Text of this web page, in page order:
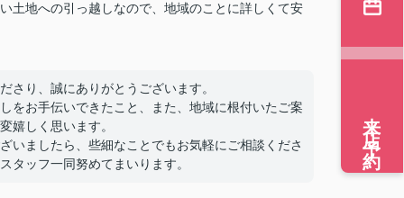
土地への引っ越しなので、地域のことに詳しくて安
さり、誠にありがとうございます。
をお手伝いできたこと、また、地域に根付いたご案
嬉しく思います。
いましたら、些細なことでもお気軽にご相談くださ
タッフ一同努めてまいります。
来店予約